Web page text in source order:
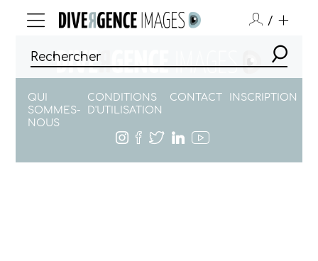
/
QUI
SOMMES-
NOUS
CONDITIONS
D'UTILISATION
CONTACT INSCRIPTION